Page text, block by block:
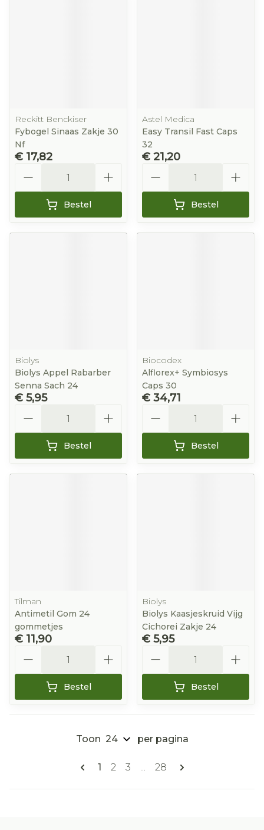
Reckitt Benckiser
Fybogel Sinaas Zakje 30
Nf
€ 17,82
Bestel
Astel Medica
Easy Transil Fast Caps
32
€ 21,20
Bestel
Biolys
Biolys Appel Rabarber
Senna Sach 24
€ 5,95
Bestel
Biocodex
Alflorex+ Symbiosys
Caps 30
€ 34,71
Bestel
Tilman
Antimetil Gom 24
gommetjes
€ 11,90
Bestel
Biolys
Biolys Kaasjeskruid Vijg
Cichorei Zakje 24
€ 5,95
Bestel
Pagina's
U lees momenteel pagina
1 Pagina
2 Pagina
3 ... Pagina
28
Toon per pagina